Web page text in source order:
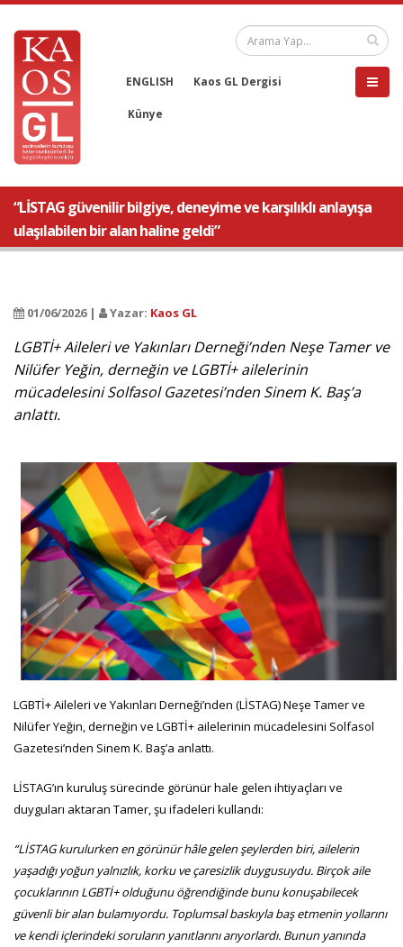
ENGLISH Kaos GL Dergisi
Künye
“LİSTAG güvenilir bilgiye, deneyime ve karşılıklı anlayışa
ulaşılabilen bir alan haline geldi”
01/06/2026 | Yazar: Kaos GL
LGBTİ+ Aileleri ve Yakınları Derneği’nden Neşe Tamer ve
Nilüfer Yeğin, derneğin ve LGBTİ+ ailelerinin
mücadelesini Solfasol Gazetesi’nden Sinem K. Baş’a
anlattı.
LGBTİ+ Aileleri ve Yakınları Derneği’nden (LİSTAG) Neşe Tamer ve
Nilüfer Yeğin, derneğin ve LGBTİ+ ailelerinin mücadelesini Solfasol
Gazetesi’nden Sinem K. Baş’a anlattı.
LİSTAG’ın kuruluş sürecinde görünür hale gelen ihtiyaçları ve
duyguları aktaran Tamer, şu ifadeleri kullandı:
“LİSTAG kurulurken en görünür hâle gelen şeylerden biri, ailelerin
yaşadığı yoğun yalnızlık, korku ve çaresizlik duygusuydu. Birçok aile
çocuklarının LGBTİ+ olduğunu öğrendiğinde bunu konuşabilecek
güvenli bir alan bulamıyordu. Toplumsal baskıyla baş etmenin yollarını
ve kendi içlerindeki soruların yanıtlarını arıyorlardı. Bunun yanında